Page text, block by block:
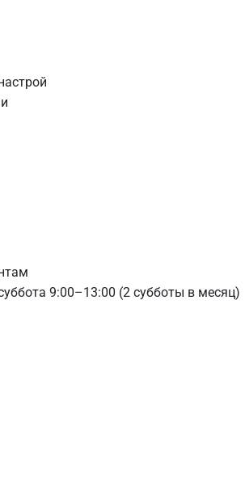
9:00–13:00 (2 субботы в месяц)